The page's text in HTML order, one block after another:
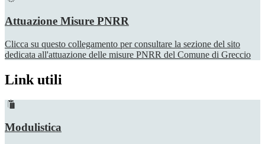
Attuazione Misure PNRR
Clicca su questo collegamento per consultare la sezione del sito
dedicata all'attuazione delle misure PNRR del Comune di Greccio
Link utili
Modulistica